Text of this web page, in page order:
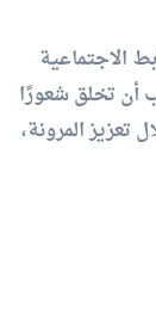
الاجتماعية
أن تخلق شعورًا
تعزيز المرونة،